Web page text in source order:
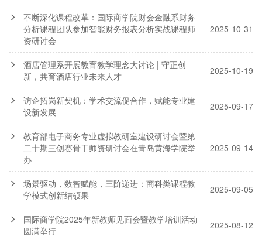
不断深化课程改革：国际商学院财会金融系财务
分析课程团队参加智能财务报表分析实战课程师
资研讨会
2025-10-31
酒店管理系开展教育教学理念大讨论 | 守正创
新，共育酒店行业未来人才
2025-10-19
访企拓岗新契机：学术交流促合作，赋能专业建
设新发展
2025-09-17
教育部电子商务专业虚拟教研室建设研讨会暨第
二十期三创赛骨干师资研讨会在青岛黄海学院举
办
2025-09-14
场景驱动，数智赋能，三阶递进：商科类课程教
学模式创新结硕果
2025-09-05
国际商学院2025年新教师见面会暨教学培训活动
圆满举行
2025-08-12